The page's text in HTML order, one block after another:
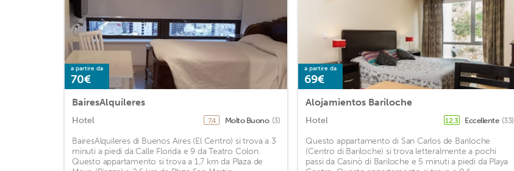
a partire da
70€
BairesAlquileres
Hotel 7,4 Molto Buono (3)
BairesAlquileres di Buenos Aires (El Centro) si trova a 3
minuti a piedi da Calle Florida e 9 da Teatro Colon.
Questo appartamento si trova a 1,7 km da Plaza de
a partire da
69€
Alojamientos Bariloche
Hotel 12,3 Eccellente (33)
Questo appartamento di San Carlos de Bariloche
(Centro di Bariloche) si trova letteralmente a pochi
passi da Casinò di Bariloche e 5 minuti a piedi da Playa